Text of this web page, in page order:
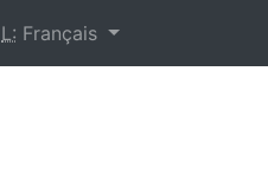
L: Français